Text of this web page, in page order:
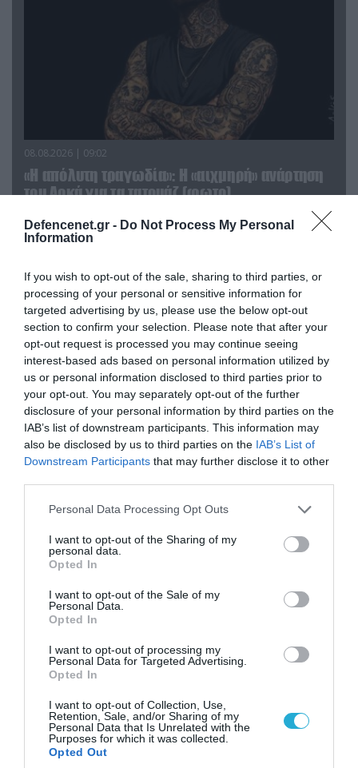
Defencenet.gr - Do Not Process My Personal
Information
If you wish to opt-out of the sale, sharing to third parties, or
processing of your personal or sensitive information for
targeted advertising by us, please use the below opt-out
section to confirm your selection. Please note that after your
opt-out request is processed you may continue seeing
interest-based ads based on personal information utilized by
us or personal information disclosed to third parties prior to
your opt-out. You may separately opt-out of the further
disclosure of your personal information by third parties on the
IAB’s list of downstream participants. This information may
also be disclosed by us to third parties on the IAB’s List of
Downstream Participants that may further disclose it to other
Please note that this website/app uses one or more Google
not limited to your visit or usage behaviour. You may click to
grant or deny consent to Google and its third-party tags to
use your data for below specified purposes in below Google
consent section.
Personal Data Processing Opt Outs
I want to opt-out of the Sharing of my
personal data.
Opted In
I want to opt-out of the Sale of my
Personal Data.
Opted In
I want to opt-out of processing my
Personal Data for Targeted Advertising.
Opted In
I want to opt-out of Collection, Use,
Retention, Sale, and/or Sharing of my
Personal Data that Is Unrelated with the
Purposes for which it was collected.
Opted Out
08.08.2026 | 09:02
«Η απόλυτη τραγωδία»: Η «αιχμηρή» ανάρτηση
του Αρκά για τα τατουάζ (φωτο)
07.08.2026 | 20:02
Ο Γιάννης Αλαφούζος «τέλειωσε» τον
Κωνσταντίνο Ζούλα από τον ΣΚΑΪ – Ο λόγος της
06.08.2026 | 14:02
«Επιχείρηση ελεύθερα πεζοδρόμια» στην
Αθήνα: Απομακρύνθηκαν παράνομα